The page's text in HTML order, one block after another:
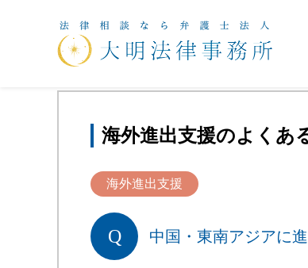
ホーム > よくある質問 > 海外進出支援
海外進出支援のよくあ
海外進出支援
中国・東南アジアに